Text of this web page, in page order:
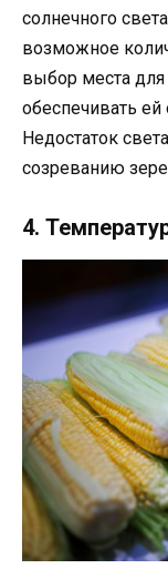
солнечного
возможное
выбор места
обеспечивать
Недостаток
созреванию
4.